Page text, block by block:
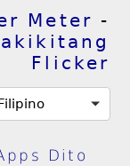
Meter -
Flicker
Dito